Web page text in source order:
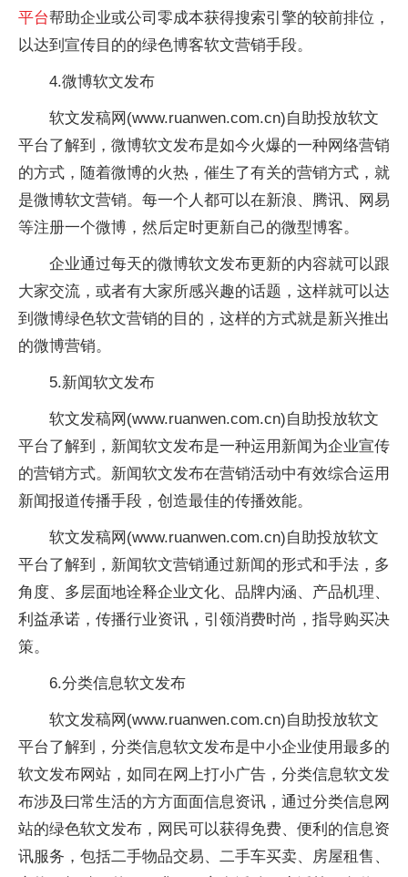
平台帮助企业或公司零成本获得搜索引擎的较前排位，
以达到宣传目的的绿色博客软文营销手段。
4.微博软文发布
软文发稿网(www.ruanwen.com.cn)自助投放软文
平台了解到，微博软文发布是如今火爆的一种网络营销
的方式，随着微博的火热，催生了有关的营销方式，就
是微博软文营销。每一个人都可以在新浪、腾讯、网易
等注册一个微博，然后定时更新自己的微型博客。
企业通过每天的微博软文发布更新的内容就可以跟
大家交流，或者有大家所感兴趣的话题，这样就可以达
到微博绿色软文营销的目的，这样的方式就是新兴推出
的微博营销。
5.新闻软文发布
软文发稿网(www.ruanwen.com.cn)自助投放软文
平台了解到，新闻软文发布是一种运用新闻为企业宣传
的营销方式。新闻软文发布在营销活动中有效综合运用
新闻报道传播手段，创造最佳的传播效能。
软文发稿网(www.ruanwen.com.cn)自助投放软文
平台了解到，新闻软文营销通过新闻的形式和手法，多
角度、多层面地诠释企业文化、品牌内涵、产品机理、
利益承诺，传播行业资讯，引领消费时尚，指导购买决
策。
6.分类信息软文发布
软文发稿网(www.ruanwen.com.cn)自助投放软文
平台了解到，分类信息软文发布是中小企业使用最多的
软文发布网站，如同在网上打小广告，分类信息软文发
布涉及曰常生活的方方面面信息资讯，通过分类信息网
站的绿色软文发布，网民可以获得免费、便利的信息资
讯服务，包括二手物品交易、二手车买卖、房屋租售、